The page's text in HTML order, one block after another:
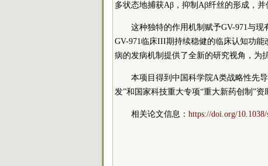
多状态地捕获Aβ，抑制Aβ纤丝的形成，并
这种独特的作用机制赋予GV-971与
GV-971临床III期持续稳健的临床认知功
病的发病机制提供了全新的研究视角，为
本项目得到中国 科学院A类战略性先
发”和国家科技重大专项“重大新药创制”资
相关论文信息： https://doi.org/